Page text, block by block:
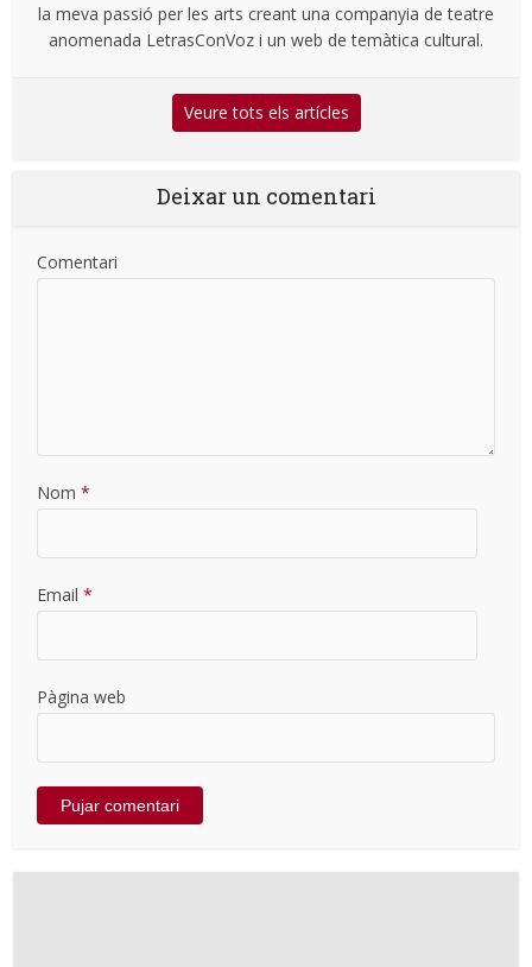
la meva passió per les arts creant una companyia de teatre
anomenada LetrasConVoz i un web de temàtica cultural.
Veure tots els artícles
Deixar un comentari
Comentari
Nom *
Email *
Pàgina web